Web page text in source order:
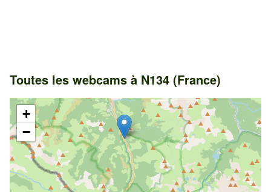
Toutes les webcams à N134 (France)
+
−